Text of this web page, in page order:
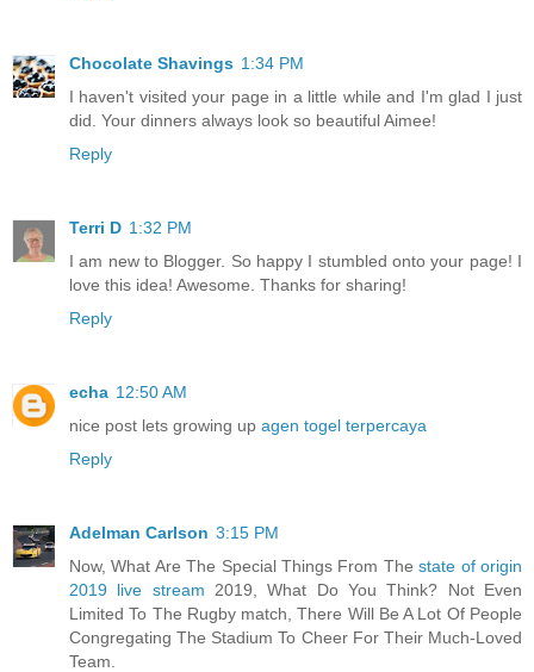
Chocolate Shavings 1:34 PM
I haven't visited your page in a little while and I'm glad I just
did. Your dinners always look so beautiful Aimee!
Reply
Terri D 1:32 PM
I am new to Blogger. So happy I stumbled onto your page! I
love this idea! Awesome. Thanks for sharing!
Reply
echa 12:50 AM
nice post lets growing up agen togel terpercaya
Reply
Adelman Carlson 3:15 PM
Now, What Are The Special Things From Thestate of origin
2019 live stream 2019, What Do You Think? Not Even
Limited To The Rugby match, There Will Be A Lot Of People
Congregating The Stadium To Cheer For Their Much-Loved
Team.